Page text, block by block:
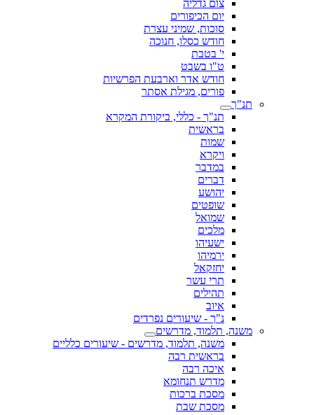
צום גדליה
יום הכיפורים
סוכות, שמיני עצרת
חודש כסלו, חנוכה
י' בטבת
ט"ו בשבט
חודש אדר וארבעת הפרשיות
פורים, מגילת אסתר
תנ"ך
תנ"ך - כללי, ביקורת המקרא
בראשית
שמות
ויקרא
במדבר
דברים
יהושע
שופטים
שמואל
מלכים
ישעיהו
ירמיהו
יחזקאל
תרי עשר
תהילים
איוב
נ"ך - שיעורים נפרדים
משנה, תלמוד, מדרשים
משנה, תלמוד, מדרשים - שיעורים כלליים
בראשית רבה
איכה רבה
מדרש תנחומא
מסכת ברכות
מסכת שבת